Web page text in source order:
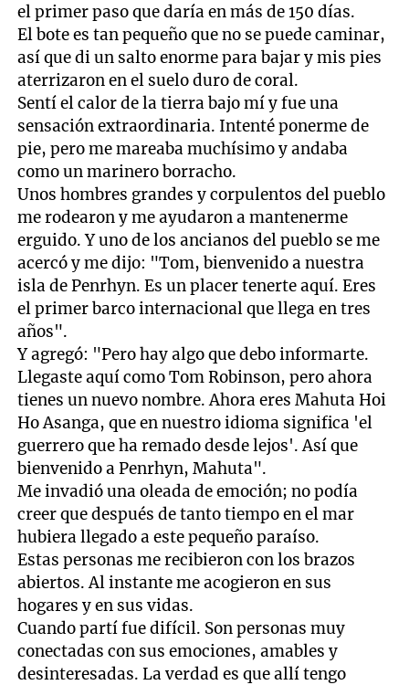
el primer paso que daría en más de 150 días.
El bote es tan pequeño que no se puede caminar,
así que di un salto enorme para bajar y mis pies
aterrizaron en el suelo duro de coral.
Sentí el calor de la tierra bajo mí y fue una
sensación extraordinaria. Intenté ponerme de
pie, pero me mareaba muchísimo y andaba
como un marinero borracho.
Unos hombres grandes y corpulentos del pueblo
me rodearon y me ayudaron a mantenerme
erguido. Y uno de los ancianos del pueblo se me
acercó y me dijo: "Tom, bienvenido a nuestra
isla de Penrhyn. Es un placer tenerte aquí. Eres
el primer barco internacional que llega en tres
años".
Y agregó: "Pero hay algo que debo informarte.
Llegaste aquí como Tom Robinson, pero ahora
tienes un nuevo nombre. Ahora eres Mahuta Hoi
Ho Asanga, que en nuestro idioma significa 'el
guerrero que ha remado desde lejos'. Así que
bienvenido a Penrhyn, Mahuta".
Me invadió una oleada de emoción; no podía
creer que después de tanto tiempo en el mar
hubiera llegado a este pequeño paraíso.
Estas personas me recibieron con los brazos
abiertos. Al instante me acogieron en sus
hogares y en sus vidas.
Cuando partí fue difícil. Son personas muy
conectadas con sus emociones, amables y
desinteresadas. La verdad es que allí tengo